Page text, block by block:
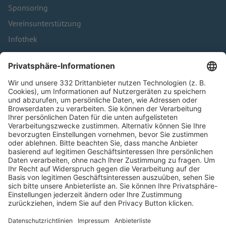
Sponsoring
Vereinsunterstützung
Infothek
Kontakt
HÄUFIG BESUCHTE SEITEN
Pässe und Vereinswechsel
Trainerausbildung
Schulungsangebot Vereinsmitarbeiter
BFV-Geschäftsstellen
Trainerbörse
Login SpielPlus
FOLGE DEM BFV